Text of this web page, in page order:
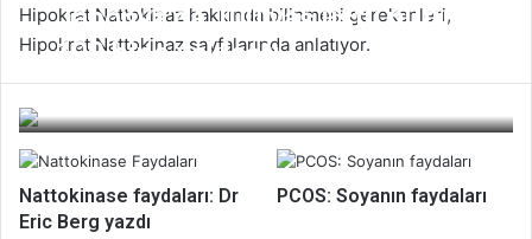
Hipokrat Nattokinaz hakkında bilinmesi gerekenleri,
Hipokrat Nattokinaz sayfalarında anlatıyor.
Japonya’da 100 yaş üstü nüfus
100 bine yaklaştı
Nattokinase faydaları: Dr
Eric Berg yazdı
PCOS: Soyanın faydaları